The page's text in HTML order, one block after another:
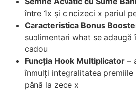
între 1x și cincizeci x pariul
Caracteristica Bonus
suplimentari what se adaugă
cadou
Funcția Hook Multiplicator –
înmulți integralitatea premiile
până la zece x